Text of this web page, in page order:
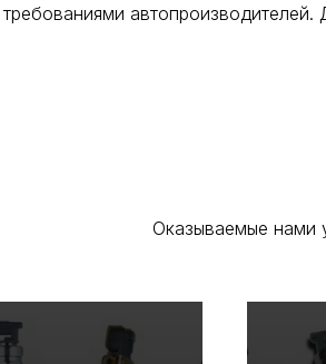
требованиями
Оказываемые нами